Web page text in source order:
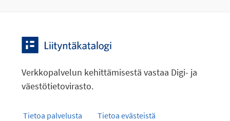
Verkkopalvelun kehittämisestä vastaa Digi- ja
väestötietovirasto.
Tietoa palvelusta
Tietoa evästeistä